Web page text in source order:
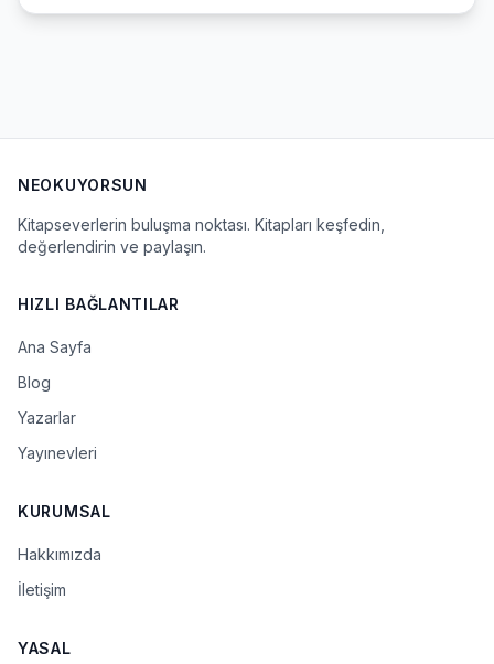
NEOKUYORSUN
Kitapseverlerin buluşma noktası. Kitapları keşfedin,
değerlendirin ve paylaşın.
HIZLI BAĞLANTILAR
Ana Sayfa
Blog
Yazarlar
Yayınevleri
KURUMSAL
Hakkımızda
İletişim
YASAL